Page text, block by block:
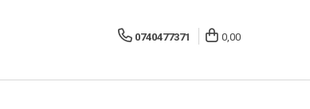
0740477371 0,00